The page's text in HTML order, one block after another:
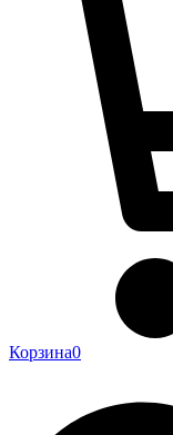
Корзина0